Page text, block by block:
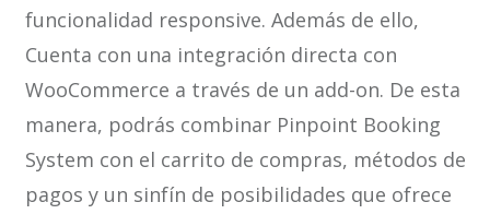
funcionalidad responsive. Además de ello,
Cuenta con una integración directa con
WooCommerce a través de un add-on. De esta
manera, podrás combinar Pinpoint Booking
System con el carrito de compras, métodos de
pagos y un sinfín de posibilidades que ofrece